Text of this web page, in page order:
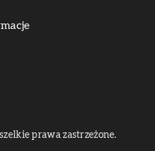
prawa zastrzeżone.